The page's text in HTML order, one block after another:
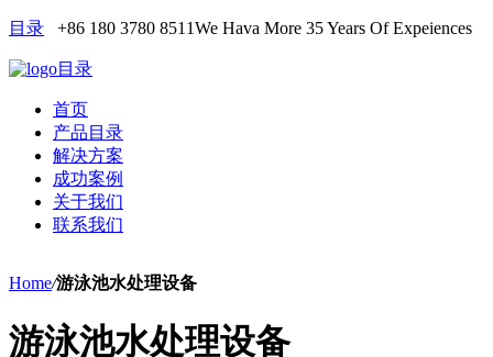
目录 +86 180 3780 8511We Hava More 35 Years Of Expeiences
目录
首页
产品目录
解决方案
成功案例
关于我们
联系我们
Home/游泳池水处理设备
游泳池水处理设备